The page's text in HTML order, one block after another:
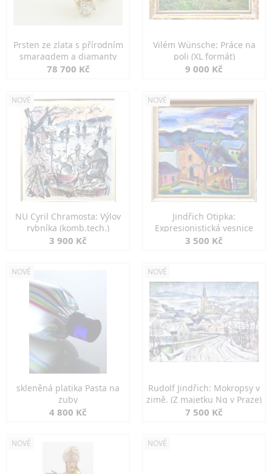
Prsten ze zlata s přírodním
smaragdem a diamanty
78 700 Kč
Vilém Wünsche: Práce na
poli (XL formát)
9 000 Kč
NOVÉ
NU Cyril Chramosta: Výlov
rybníka (komb.tech.)
3 900 Kč
NOVÉ
Jindřich Otipka:
Expresionistická vesnice
3 500 Kč
NOVÉ
skleněná platika Pasta na
zuby
4 800 Kč
NOVÉ
Rudolf Jindřich: Mokropsy v
zimě. (Z majetku Ng v Praze)
7 500 Kč
NOVÉ NOVÉ